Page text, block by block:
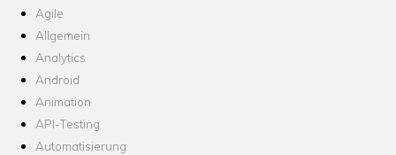
Agile
Allgemein
Analytics
Android
Animation
API-Testing
Automatisierung